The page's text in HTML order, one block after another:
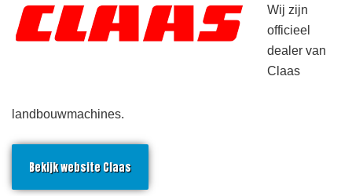
Wij zijn
officieel
dealer van
Claas
landbouwmachines.
Bekijk website Claas